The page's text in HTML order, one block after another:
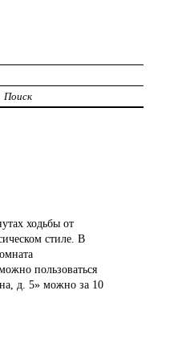
Поиск
ходьбы от
стиле. В
пользоваться
д. 5» можно за 10